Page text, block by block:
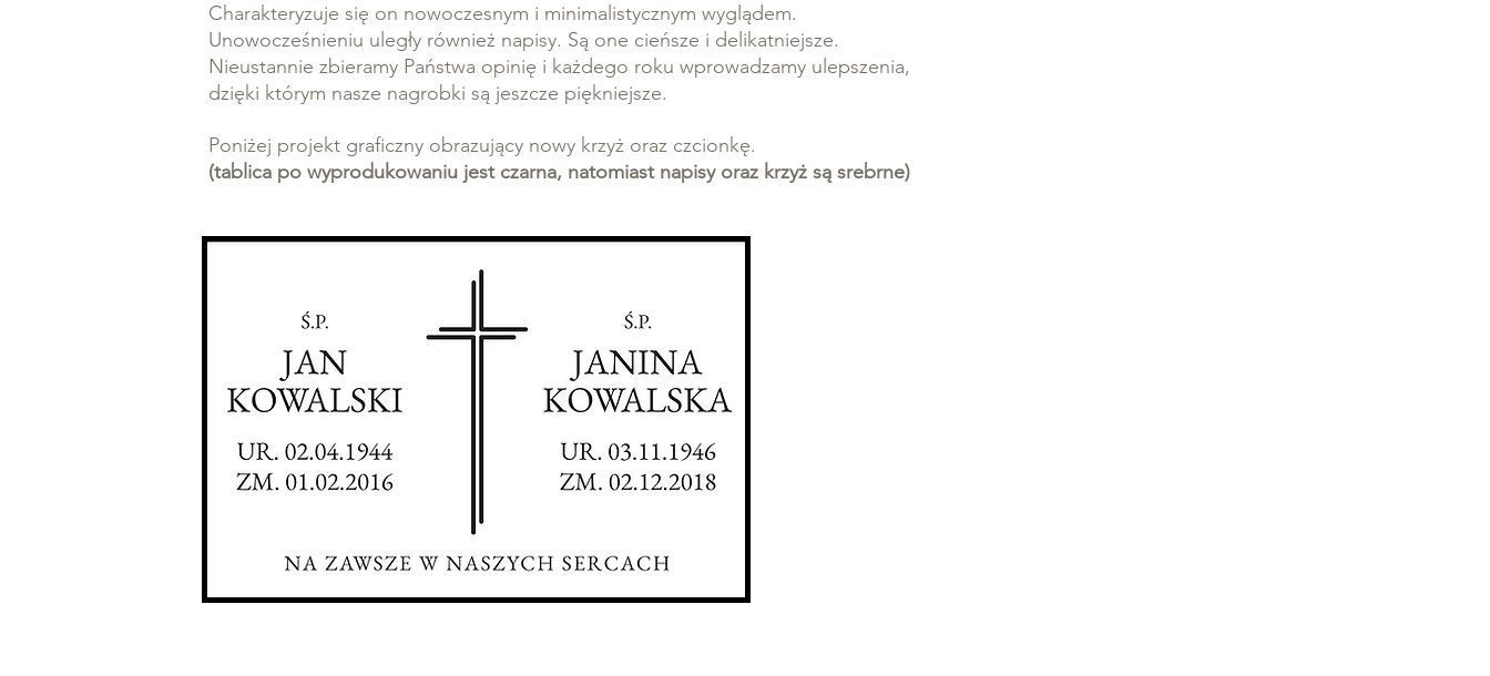
Charakteryzuje się on nowoczesnym i minimalistycznym wyglądem.
Unowocześnieniu uległy również napisy. Są one cieńsze i delikatniejsze.
Nieustannie zbieramy Państwa opinię i każdego roku wprowadzamy ulepszenia,
dzięki którym nasze nagrobki są jeszcze piękniejsze.
Poniżej projekt graficzny obrazujący nowy krzyż oraz czcionkę.
(tablica po wyprodukowaniu jest czarna, natomiast napisy oraz krzyż są srebrne)